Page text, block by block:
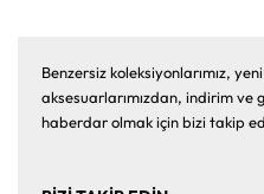
Benzersiz koleksiyonlarımız,
aksesuarlarımızdan, indirim ve
haberdar olmak için bizi takip